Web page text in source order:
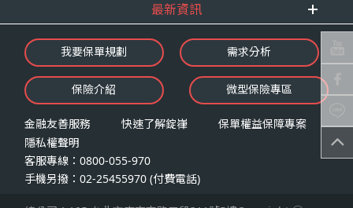
查詢或請求閱覽。
請求製給複製本。
請求補充或更正。
請求停止蒐集、處理或利用。
請求刪除。
（二）當事人行使權利之方式
台端如欲行使上述權利時，得以書面方式
向錠嵂公司申請，申請書面送達地址：台
最新資訊
最新消息
錠嵂焦點
影音頻道
業務資源分享
我要保單規劃 需求分析
保險介紹 微型保險專區
金融友善服務 快速了解錠嵂
保單權益保障專案
隱私權聲明
客服專線：0800-055-970
手機另撥：02-25455970 (付費電話)